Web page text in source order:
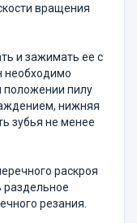
вращения
и зажимать ее с
необходимо
положении пилу
нижняя
зубья не менее
раскроя
резания.